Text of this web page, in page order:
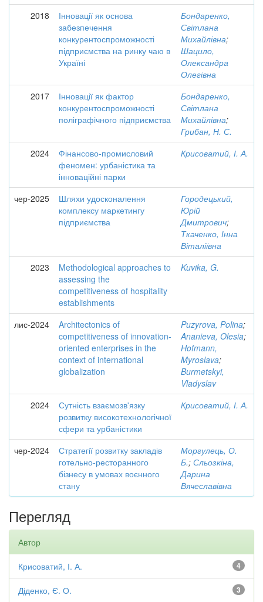
2018
Інновації як основа
забезпечення
конкурентоспроможності
підприємства на ринку чаю в
Україні
Бондаренко,
Світлана
Михайлівна;
Шацило,
Олександра
Олегівна
2017
Інновації як фактор
конкурентоспроможності
поліграфічного підприємства
Бондаренко,
Світлана
Михайлівна;
Грибан, Н. С.
2024
Фінансово-промисловий
феномен: урбаністика та
інноваційні парки
Крисоватий, І. А.
чер-2025
Шляхи удосконалення
комплексу маркетингу
підприємства
Городецький,
Юрій
Дмитрович;
Ткаченко, Інна
Віталіївна
2023
Methodological approaches to
assessing the
competitiveness of hospitality
establishments
Kuvika, G.
лис-2024
Architectonics of
competitiveness of innovation-
oriented enterprises in the
context of international
globalization
Puzyrova, Polina;
Ananieva, Olesia;
Hofmann,
Myroslava;
Burmetskyi,
Vladyslav
2024
Сутність взаємозв'язку
розвитку високотехнологічної
сфери та урбаністики
Крисоватий, І. А.
чер-2024
Стратегії розвитку закладів
готельно-ресторанного
бізнесу в умовах воєнного
стану
Моргулець, О.
Б.; Сльозкіна,
Дарина
Вячеславівна
Перегляд
Автор
4
Крисоватий, І. А.
3
Діденко, Є. О.